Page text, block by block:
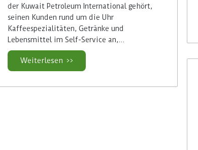
der Kuwait Petroleum International gehört,
seinen Kunden rund um die Uhr
Kaffeespezialitäten, Getränke und
Lebensmittel im Self-Service an,…
Weiterlesen >>